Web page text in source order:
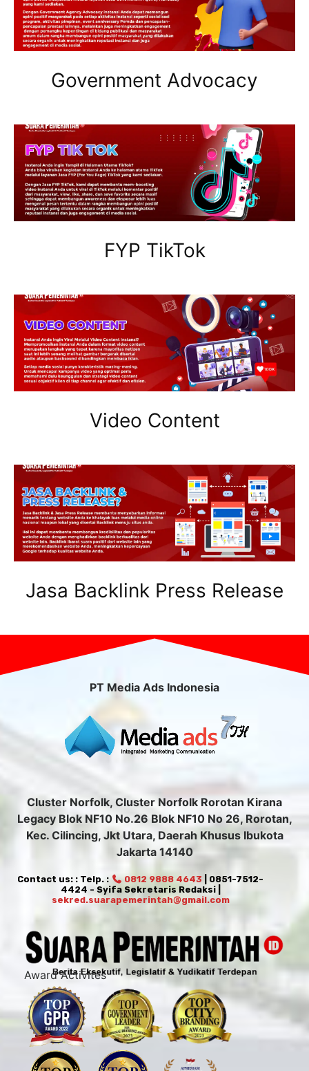
Government Advocacy
FYP TikTok
Video Content
Jasa Backlink Press Release
PT Media Ads Indonesia
Cluster Norfolk, Cluster Norfolk Rorotan Kirana
Legacy Blok NF10 No.26 Blok NF10 No 26, Rorotan,
Kec. Cilincing, Jkt Utara, Daerah Khusus Ibukota
Jakarta 14140
Contact us: : Telp. : 0812 9888 4643 | 0851-7512-
4424 - Syifa Sekretaris Redaksi |
sekred.suarapemerintah@gmail.com
Award Activites